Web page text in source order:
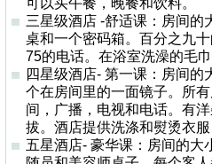
可以买午餐，晚餐和饮料。
三星级酒店 -舒适课：房间的
桌和一个密码箱。百分之九
75的电话。在浴室洗澡的毛
四星级酒店- 第一课：房间的
个在房间里的一面镜子。所
间，广播，电视和电话。有
拔。酒店提供洗涤和熨烫衣服
五星酒店- 豪华课：房间的大